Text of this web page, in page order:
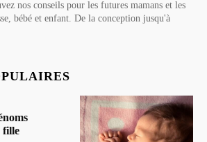
nos conseils pour les futures mamans et les
bébé et enfant. De la conception jusqu'à
fille